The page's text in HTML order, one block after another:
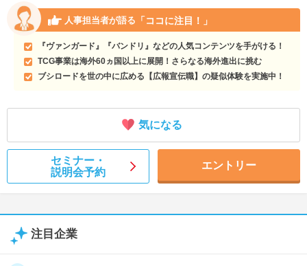
人事担当者が語る 「ココに注目！」
『ヴァンガード』『バンドリ』などの人気コンテンツを手がける！
TCG事業は海外60ヵ国以上に展開！さらなる海外進出に挑む
ブシロードを世の中に広める【広報宣伝職】の疑似体験を実施中！
気になる
セミナー・
説明会予約
エントリー
注目企業